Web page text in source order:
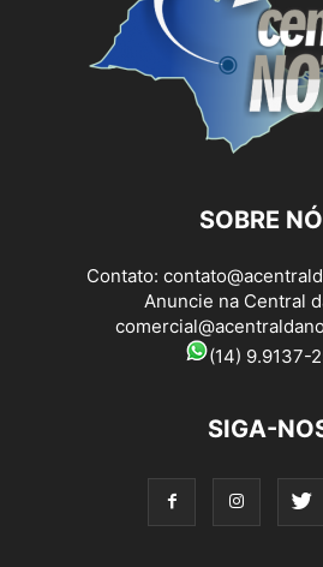
SOBRE
Contato:
Anuncie na Central
(14) 9.9137-
SIGA-